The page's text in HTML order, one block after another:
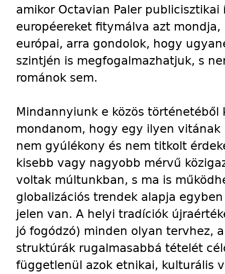
amikor Octavian Paler publicisztikai
européereket fitymálva azt
európai, arra gondolok, hogy
szintjén is megfogalmazhatjuk, s
románok sem.
Mindannyiunk e közös történetéből
mondanom, hogy egy ilyen
nem gyúlékony és nem titkolt
kisebb vagy nagyobb mérvű
voltak múltunkban, s ma is
globalizációs trendek alapja
jelen van. A helyi tradíciók
jó fogódzó) minden olyan tervhez,
struktúrák rugalmasabbá tételét
függetlenül azok etnikai, kulturális